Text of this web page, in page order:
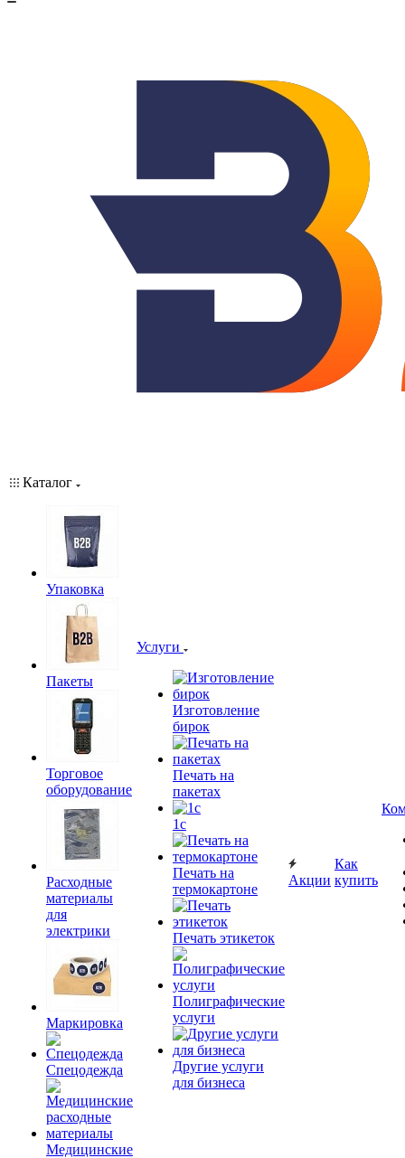
Каталог
Упаковка
Пакеты
Торговое
оборудование
Расходные
материалы
для
электрики
Маркировка
Спецодежда
Медицинские
Услуги
Изготовление
бирок
Печать на
пакетах
1c
Печать на
термокартоне
Печать этикеток
Полиграфические
услуги
Другие услуги
для бизнеса
Акции
Как
купить